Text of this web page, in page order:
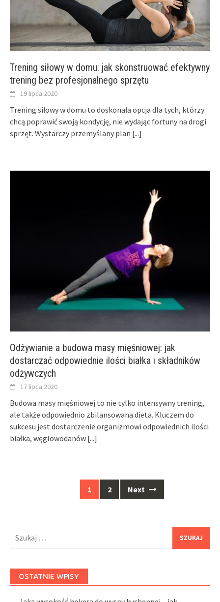
Trening siłowy w domu: jak skonstruować efektywny
trening bez profesjonalnego sprzętu
19 lipca 2020
Trening siłowy w domu to doskonała opcja dla tych, którzy
chcą poprawić swoją kondycję, nie wydając fortuny na drogi
sprzęt. Wystarczy przemyślany plan [...]
Odżywianie a budowa masy mięśniowej: jak
dostarczać odpowiednie ilości białka i składników
odżywczych
17 lipca 2020
Budowa masy mięśniowej to nie tylko intensywny trening,
ale także odpowiednio zbilansowana dieta. Kluczem do
sukcesu jest dostarczenie organizmowi odpowiednich ilości
białka, węglowodanów [...]
1 2 Next
OSTATNIE WPISY